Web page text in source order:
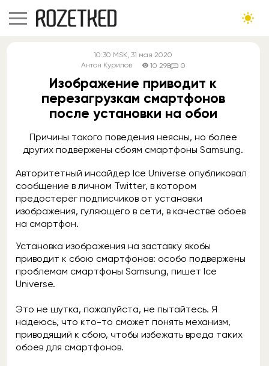
10:30 MSK, 31 мая 2020
Антон Курилов
10 298 0
Изображение приводит к
перезагрузкам смартфонов
после установки на обои
Причины такого поведения неясны, но более
других подвержены сбоям смартфоны Samsung.
Авторитетный инсайдер Ice Universe опубликовал
сообщение в личном Twitter, в котором
предостерёг подписчиков от установки
изображения, гуляющего в сети, в качестве обоев
на смартфон.
Установка изображения на заставку якобы
приводит к сбою смартфонов: особо подвержены
проблемам смартфоны Samsung, пишет Ice
Universe.
Это не шутка, пожалуйста, не пытайтесь. Я
надеюсь, что кто-то сможет понять механизм,
приводящий к сбою, чтобы избежать вреда таких
обоев для смартфонов.